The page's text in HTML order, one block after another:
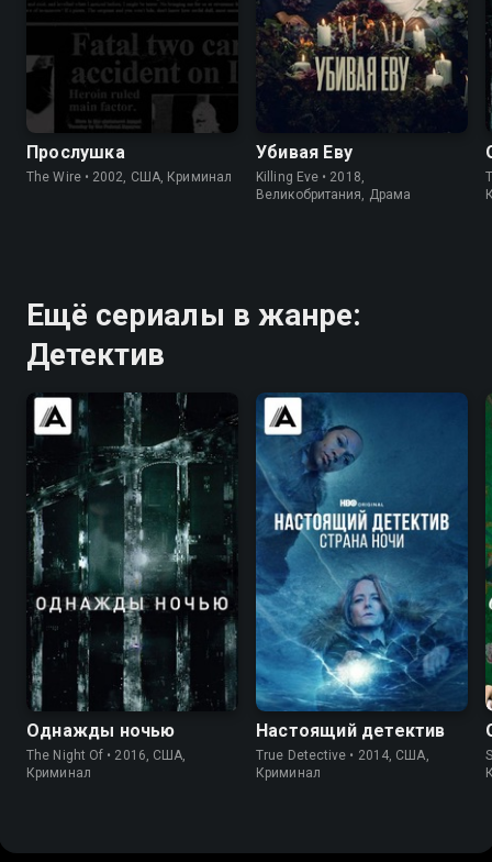
9.3
Прослушка
The Wire • 2002, США, Криминал
7.7 8.1
Убивая Еву
Killing Eve • 2018,
Великобритания, Драма
Ещё сериалы в жанре:
Детектив
7.8 8.4
Однажды ночью
The Night Of • 2016, США,
Криминал
8.7 9.0
Настоящий детектив
True Detective • 2014, США,
Криминал